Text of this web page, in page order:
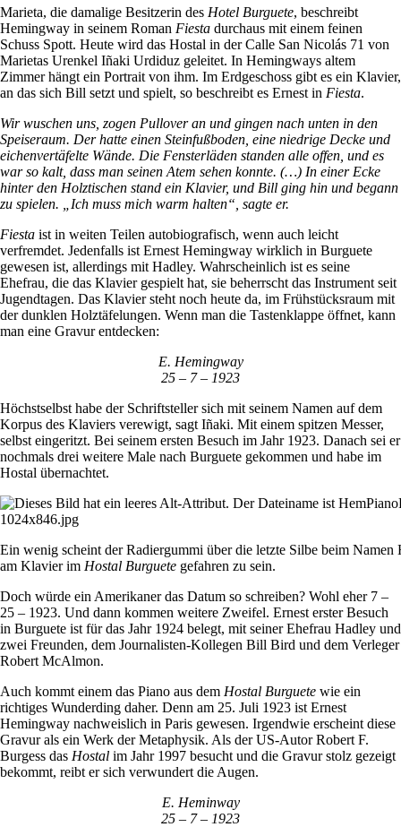
Marieta, die damalige Besitzerin des Hotel Burguete, beschreibt
Hemingway in seinem Roman Fiesta durchaus mit einem feinen
Schuss Spott. Heute wird das Hostal in der Calle San Nicolás 71 von
Marietas Urenkel Iñaki Urdiduz geleitet. In Hemingways altem
Zimmer hängt ein Portrait von ihm. Im Erdgeschoss gibt es ein Klavier,
an das sich Bill setzt und spielt, so beschreibt es Ernest in Fiesta.
Wir wuschen uns, zogen Pullover an und gingen nach unten in den
Speiseraum. Der hatte einen Steinfußboden, eine niedrige Decke und
eichenvertäfelte Wände. Die Fensterläden standen alle offen, und es
war so kalt, dass man seinen Atem sehen konnte. (…) In einer Ecke
hinter den Holztischen stand ein Klavier, und Bill ging hin und begann
zu spielen.
„Ich muss mich warm halten“, sagte er.
Fiesta ist in weiten Teilen autobiografisch, wenn auch leicht
verfremdet. Jedenfalls ist Ernest Hemingway wirklich in Burguete
gewesen ist, allerdings mit Hadley. Wahrscheinlich ist es seine
Ehefrau, die das Klavier gespielt hat, sie beherrscht das Instrument seit
Jugendtagen. Das Klavier steht noch heute da, im Frühstücksraum mit
der dunklen Holztäfelungen. Wenn man die Tastenklappe öffnet, kann
man eine Gravur entdecken:
E. Hemingway
25 – 7 – 1923
Höchstselbst habe der Schriftsteller sich mit seinem Namen auf dem
Korpus des Klaviers verewigt, sagt Iñaki. Mit einem spitzen Messer,
selbst eingeritzt. Bei seinem ersten Besuch im Jahr 1923. Danach sei er
nochmals drei weitere Male nach Burguete gekommen und habe im
Hostal übernachtet.
Ein wenig scheint der Radiergummi über die letzte Silbe beim Namen
am Klavier im Hostal Burguete gefahren zu sein.
Doch würde ein Amerikaner das Datum so schreiben? Wohl eher 7 –
25 – 1923. Und dann kommen weitere Zweifel. Ernest erster Besuch
in Burguete ist für das Jahr 1924 belegt, mit seiner Ehefrau Hadley und
zwei Freunden, dem Journalisten-Kollegen Bill Bird und dem Verleger
Robert McAlmon.
Auch kommt einem das Piano aus dem Hostal Burguete wie ein
richtiges Wunderding daher. Denn am 25. Juli 1923 ist Ernest
Hemingway nachweislich in Paris gewesen. Irgendwie erscheint diese
Gravur als ein Werk der Metaphysik. Als der US-Autor Robert F.
Burgess das Hostal im Jahr 1997 besucht und die Gravur stolz gezeigt
bekommt, reibt er sich verwundert die Augen.
E. Heminway
25 – 7 – 1923